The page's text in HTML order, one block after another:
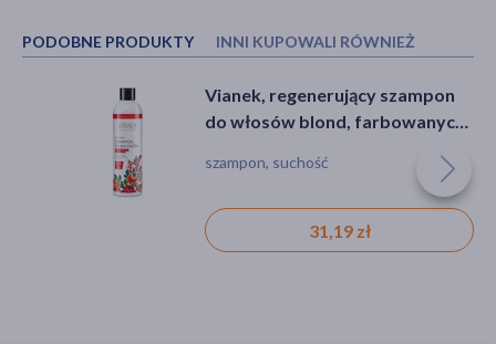
PODOBNE PRODUKTY INNI KUPOWALI RÓWNIEŻ
Vianek, regenerujący szampon
do włosów blond, farbowanych,
szampon, suchość
31,19 zł
Klorane, szampon z mango, 400
ml
szampon, suchość
54,99 zł